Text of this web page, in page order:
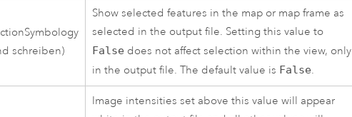
schreiben)
Show selected features in the map or map frame as
selected in the output file. Setting this value to
False does not affect selection within the view, only
in the output file. The default value is False.
Image intensities set above this value will appear